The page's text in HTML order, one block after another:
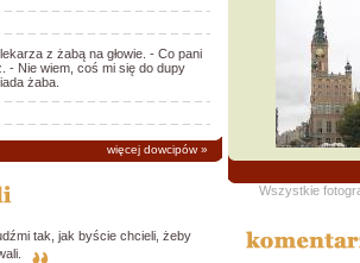
z żabą na głowie. - Co pani
- Nie wiem, coś mi się do dupy
żaba.
więcej dowcipów»
tak, jak byście chcieli, żeby
Wszystkie